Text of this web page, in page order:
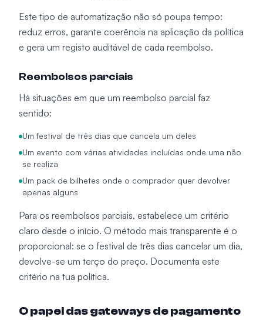
Este tipo de automatização não só poupa tempo:
reduz erros, garante coerência na aplicação da política
e gera um registo auditável de cada reembolso.
Reembolsos parciais
Há situações em que um reembolso parcial faz
sentido:
Um festival de três dias que cancela um deles
Um evento com várias atividades incluídas onde uma não
se realiza
Um pack de bilhetes onde o comprador quer devolver
apenas alguns
Para os reembolsos parciais, estabelece um critério
claro desde o início. O método mais transparente é o
proporcional: se o festival de três dias cancelar um dia,
devolve-se um terço do preço. Documenta este
critério na tua política.
O papel das gateways de pagamento